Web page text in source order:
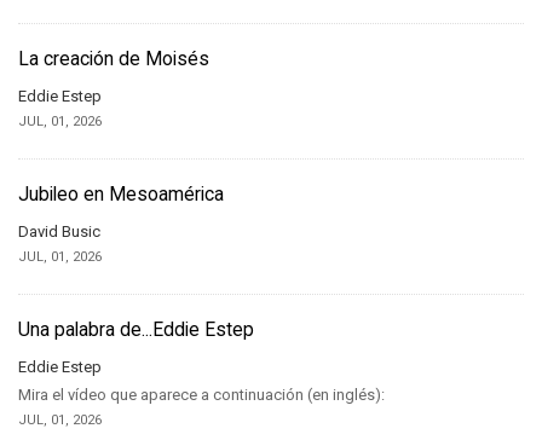
La creación de Moisés
Eddie Estep
JUL, 01, 2026
Jubileo en Mesoamérica
David Busic
JUL, 01, 2026
Una palabra de...Eddie Estep
Eddie Estep
Mira el vídeo que aparece a continuación (en inglés):
JUL, 01, 2026